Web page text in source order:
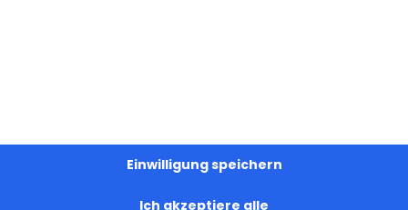
Einwilligung speichern
Ich akzeptiere alle